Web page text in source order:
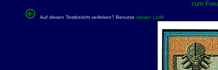
zum
Auf diesen Testbericht verlinken? Benutze diesen Link!